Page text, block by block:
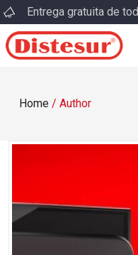
Entrega gratuita de
Home / Author